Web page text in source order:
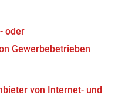
oder
Gewerbebetrieben
von Internet- und